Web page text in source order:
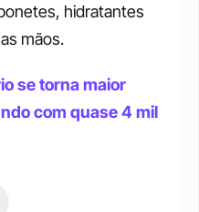
hidratantes
mãos.
se torna maior
com quase 4 mil